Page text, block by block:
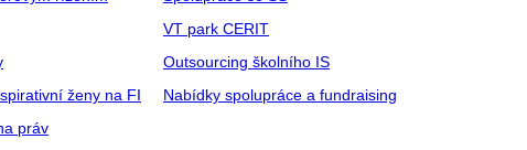
ženy na FI
práv
VT park CERIT
Outsourcing školního IS
Nabídky spolupráce a fundraising